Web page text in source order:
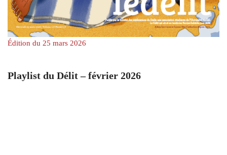
Édition du 25 mars 2026
Playlist du Délit – février 2026